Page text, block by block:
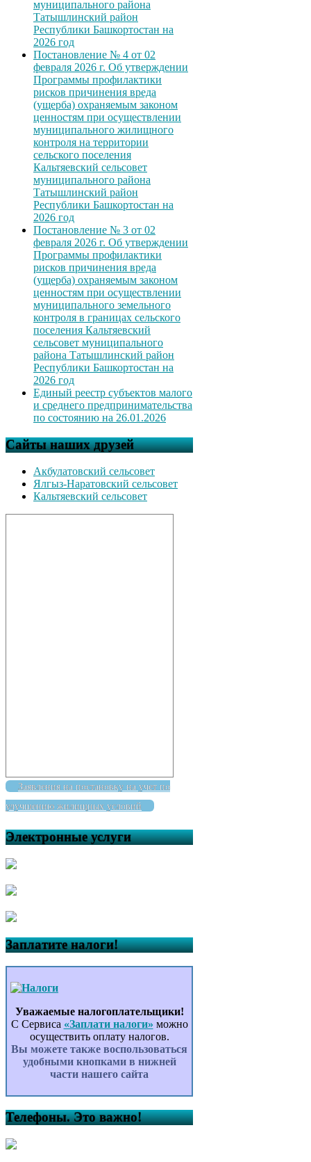
муниципального района
Татышлинский район
Республики Башкортостан на
2026 год
Постановление № 4 от 02
февраля 2026 г. Об утверждении
Программы профилактики
рисков причинения вреда
(ущерба) охраняемым законом
ценностям при осуществлении
муниципального жилищного
контроля на территории
сельского поселения
Кальтяевский сельсовет
муниципального района
Татышлинский район
Республики Башкортостан на
2026 год
Постановление № 3 от 02
февраля 2026 г. Об утверждении
Программы профилактики
рисков причинения вреда
(ущерба) охраняемым законом
ценностям при осуществлении
муниципального земельного
контроля в границах сельского
поселения Кальтяевский
сельсовет муниципального
района Татышлинский район
Республики Башкортостан на
2026 год
Единый реестр субъектов малого
и среднего предпринимательства
по состоянию на 26.01.2026
Сайты наших друзей
Акбулатовский сельсовет
Ялгыз-Наратовский сельсовет
Кальтяевский сельсовет
Заявления на постановку на учет по
улучшению жилищных условий
Электронные услуги
Заплатите налоги!
Уважаемые налогоплательщики!
С Сервиса «Заплати налоги» можно
осуществить оплату налогов.
Вы можете также воспользоваться
удобными кнопками в нижней
части нашего сайта
Телефоны. Это важно!